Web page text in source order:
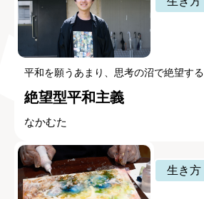
平和を願うあまり、思考の沼で絶望する
絶望型平和主義
なかむた
生き方